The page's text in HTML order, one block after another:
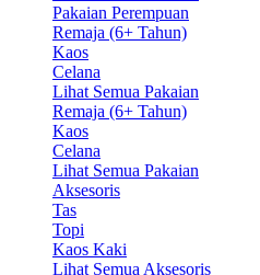
Pakaian Perempuan
Remaja (6+ Tahun)
Kaos
Celana
Lihat Semua Pakaian
Remaja (6+ Tahun)
Kaos
Celana
Lihat Semua Pakaian
Aksesoris
Tas
Topi
Kaos Kaki
Lihat Semua Aksesoris